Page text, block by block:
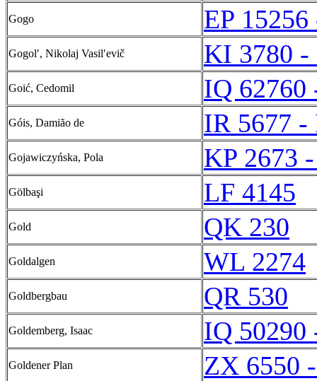
Gogo EP
Gogolʹ, Nikolaj Vasilʹevič KI 3780 -
Goić, Cedomil IQ 62760
Góis, Damião de IR 5677 -
Gojawiczyńska, Pola KP 2673
Gölbaşi LF 4145
Gold QK 230
Goldalgen WL 2274
Goldbergbau QR 530
Goldemberg, Isaac IQ 50290
Goldener Plan ZX 6550